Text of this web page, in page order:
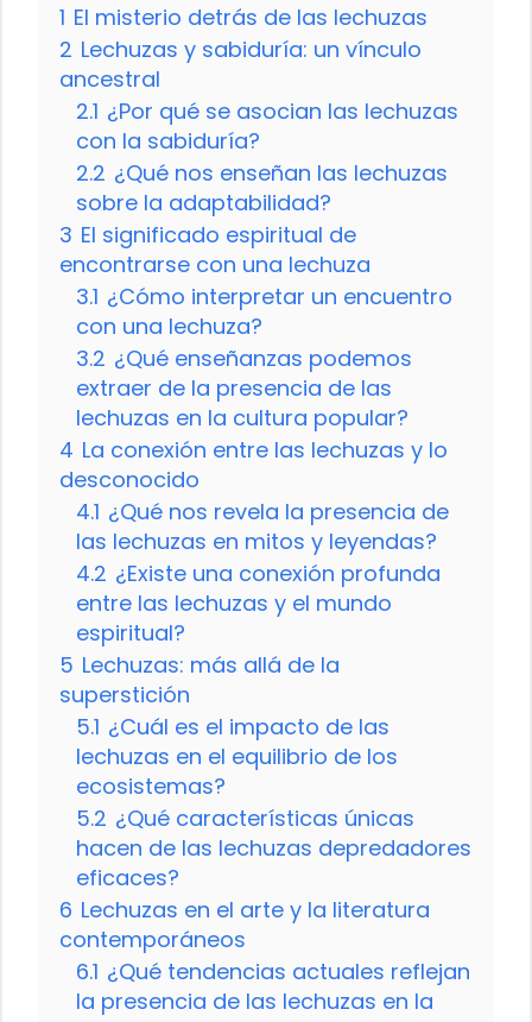
1 El misterio detrás de las lechuzas
2 Lechuzas y sabiduría: un vínculo
ancestral
2.1 ¿Por qué se asocian las lechuzas
con la sabiduría?
2.2 ¿Qué nos enseñan las lechuzas
sobre la adaptabilidad?
3 El significado espiritual de
encontrarse con una lechuza
3.1 ¿Cómo interpretar un encuentro
con una lechuza?
3.2 ¿Qué enseñanzas podemos
extraer de la presencia de las
lechuzas en la cultura popular?
4 La conexión entre las lechuzas y lo
desconocido
4.1 ¿Qué nos revela la presencia de
las lechuzas en mitos y leyendas?
4.2 ¿Existe una conexión profunda
entre las lechuzas y el mundo
espiritual?
5 Lechuzas: más allá de la
superstición
5.1 ¿Cuál es el impacto de las
lechuzas en el equilibrio de los
ecosistemas?
5.2 ¿Qué características únicas
hacen de las lechuzas depredadores
eficaces?
6 Lechuzas en el arte y la literatura
contemporáneos
6.1 ¿Qué tendencias actuales reflejan
la presencia de las lechuzas en la